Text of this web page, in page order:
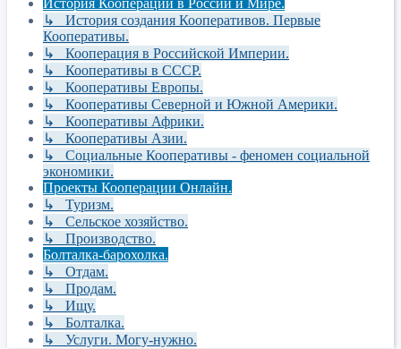
История Кооперации в России и Мире.
↳ История создания Кооперативов. Первые
Кооперативы.
↳ Кооперация в Российской Империи.
↳ Кооперативы в СССР.
↳ Кооперативы Европы.
↳ Кооперативы Северной и Южной Америки.
↳ Кооперативы Африки.
↳ Кооперативы Азии.
↳ Социальные Кооперативы - феномен социальной
экономики.
Проекты Кооперации Онлайн.
↳ Туризм.
↳ Сельское хозяйство.
↳ Производство.
Болталка-барохолка.
↳ Отдам.
↳ Продам.
↳ Ищу.
↳ Болталка.
↳ Услуги. Могу-нужно.